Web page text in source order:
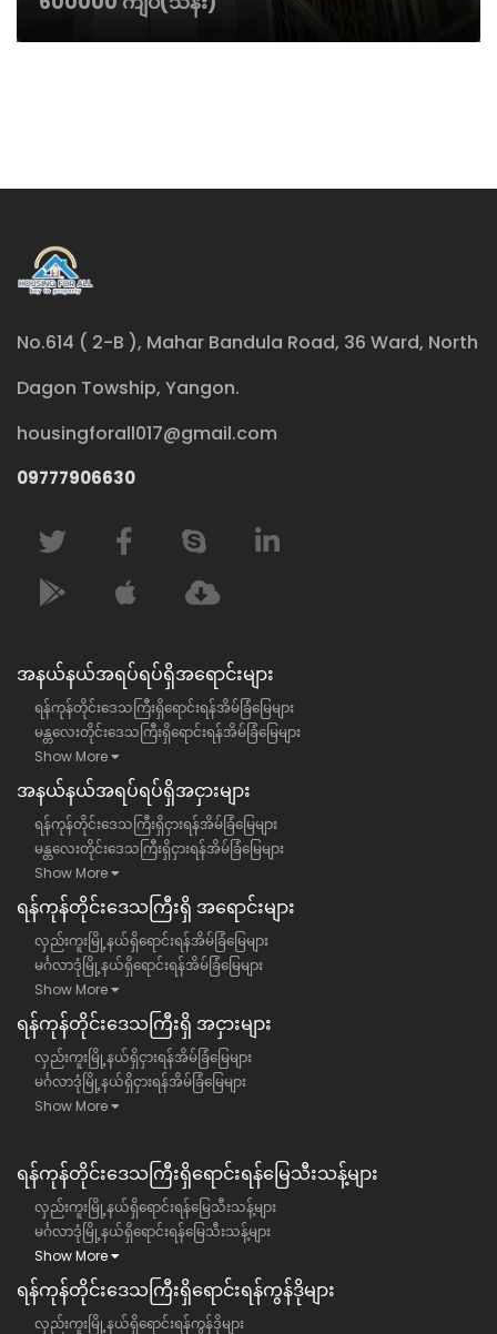
No.614 ( 2-B ), Mahar Bandula Road, 36 Ward, North
Dagon Towship, Yangon.
housingforall017@gmail.com
09777906630
အနယ်နယ်အရပ်ရပ်ရှိအရောင်းများ
ရန်ကုန်တိုင်းဒေသကြီးရှိရောင်းရန်အိမ်ခြံမြေများ
မန္တလေးတိုင်းဒေသကြီးရှိရောင်းရန်အိမ်ခြံမြေများ
Show More
အနယ်နယ်အရပ်ရပ်ရှိအငှားများ
ရန်ကုန်တိုင်းဒေသကြီးရှိငှားရန်အိမ်ခြံမြေများ
မန္တလေးတိုင်းဒေသကြီးရှိငှားရန်အိမ်ခြံမြေများ
Show More
ရန်​ကုန်တိုင်းဒေသကြီး​ရှိ အရောင်းများ
လှည်းကူးမြို့နယ်ရှိရောင်းရန်အိမ်ခြံမြေများ
မင်္ဂလာဒုံမြို့နယ်ရှိရောင်းရန်အိမ်ခြံမြေများ
Show More
ရန်​ကုန်တိုင်းဒေသကြီး​ရှိ အငှားများ
လှည်းကူးမြို့နယ်ရှိငှားရန်အိမ်ခြံမြေများ
မင်္ဂလာဒုံမြို့နယ်ရှိငှားရန်အိမ်ခြံမြေများ
Show More
ရန်ကုန်တိုင်းဒေသကြီး​ရှိရောင်းရန်မြေသီးသန့်များ
လှည်းကူးမြို့နယ်ရှိရောင်းရန်မြေသီးသန့်များ
မင်္ဂလာဒုံမြို့နယ်ရှိရောင်းရန်မြေသီးသန့်များ
Show More
ရန်ကုန်တိုင်းဒေသကြီး​ရှိရောင်းရန်ကွန်ဒိုများ
လှည်းကူးမြို့နယ်ရှိရောင်းရန်ကွန်ဒိုများ